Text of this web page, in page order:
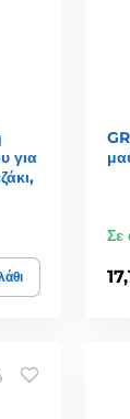
για
Σε